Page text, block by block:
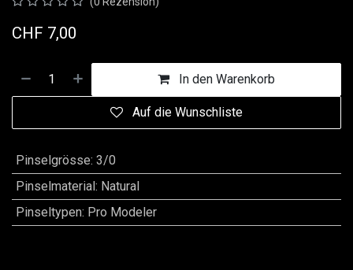
CHF 7,00
In den Warenkorb
Auf die Wunschliste
Pinselgrösse: 3/0
Pinselmaterial: Natural
Pinseltypen: Pro Modeler